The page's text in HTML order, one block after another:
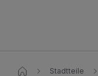
Stadtteile